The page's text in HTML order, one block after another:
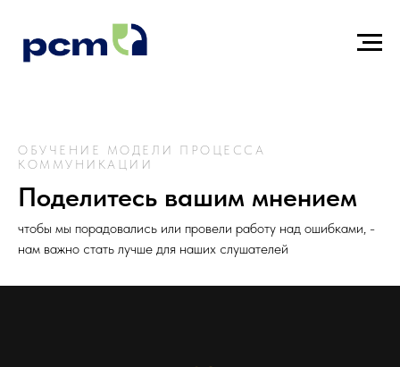
ОБУЧЕНИЕ МОДЕЛИ ПРОЦЕССА
КОММУНИКАЦИИ
Поделитесь вашим мнением
чтобы мы порадовались или провели работу над ошибками, -
нам важно стать лучше для наших слушателей